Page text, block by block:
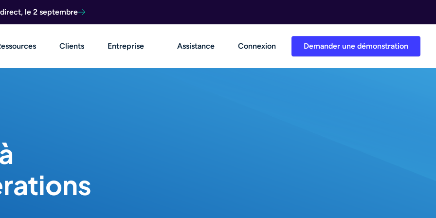
le 2 septembre
Demander une démonstration
Clients Entreprise Assistance Connexion